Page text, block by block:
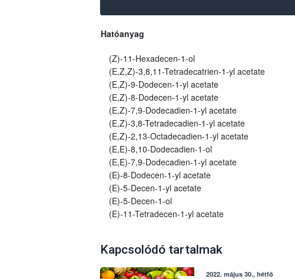
Hatóanyag
(Z)-11-Hexadecen-1-ol
(E,Z,Z)-3,8,11-Tetradecatrien-1-yl acetate
(E,Z)-9-Dodecen-1-yl acetate
(E,Z)-8-Dodecen-1-yl acetate
(E,Z)-7,9-Dodecadien-1-yl acetate
(E,Z)-3,8-Tetradecadien-1-yl acetate
(E,Z)-2,13-Octadecadien-1-yl acetate
(E,E)-8,10-Dodecadien-1-ol
(E,E)-7,9-Dodecadien-1-yl acetate
(E)-8-Dodecen-1-yl acetate
(E)-5-Decen-1-yl acetate
(E)-5-Decen-1-ol
(E)-11-Tetradecen-1-yl acetate
Kapcsolódó tartalmak
2022. május 30., hétfő